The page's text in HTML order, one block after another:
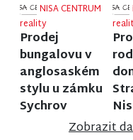
NISA CENTRUM
reality
Prodej
bungalovu v
anglosaském
stylu u zámku
Sychrov
Zobrazit